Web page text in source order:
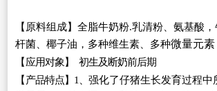
【 原料组成】 全脂牛奶粉.乳清粉、 氨基酸，
杆菌、椰子油，多种维生素、多种微量元素
【 应用对象】 初生及断奶前后期
【 产品特点】 1、 强化了仔猪生长发育过程中